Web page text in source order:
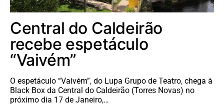
Central do Caldeirão
recebe espetáculo
“Vaivém”
O espetáculo “Vaivém”, do Lupa Grupo de Teatro, chega à
Black Box da Central do Caldeirão (Torres Novas) no
próximo dia 17 de Janeiro,…